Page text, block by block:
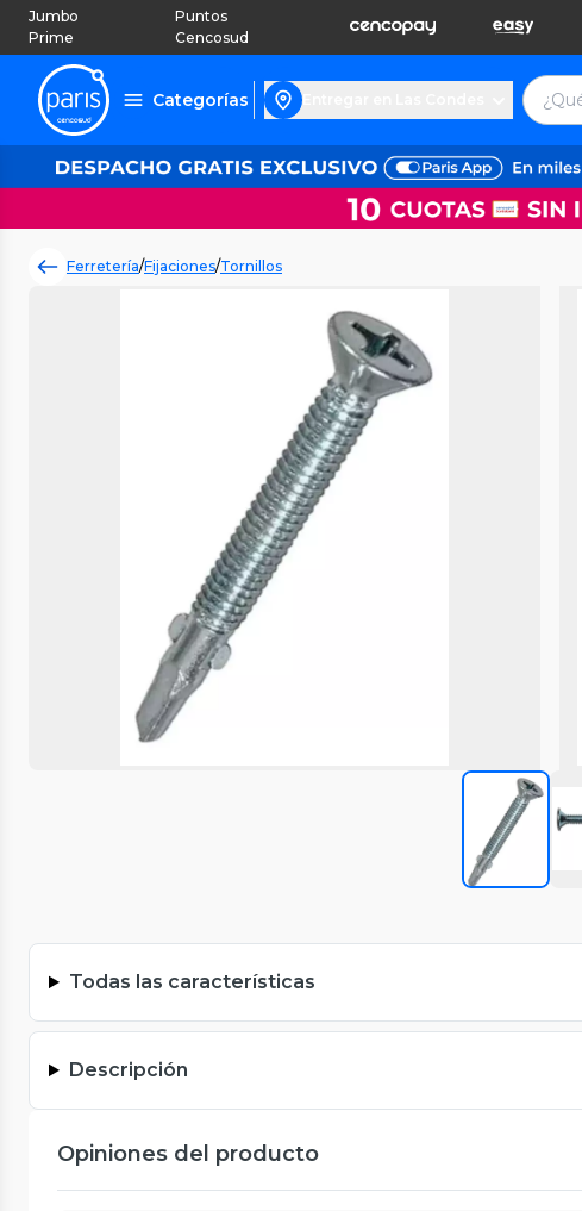
Jumbo
Prime
Puntos
Cencosud
Categorías
Ferretería/Fijaciones/Tornillos
Todas las características
Descripción
Opiniones del producto